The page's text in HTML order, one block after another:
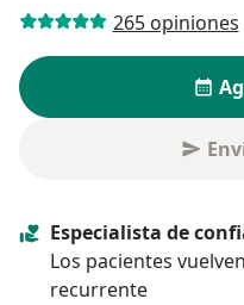
265 opiniones
Especialista de
Los pacientes
recurrente